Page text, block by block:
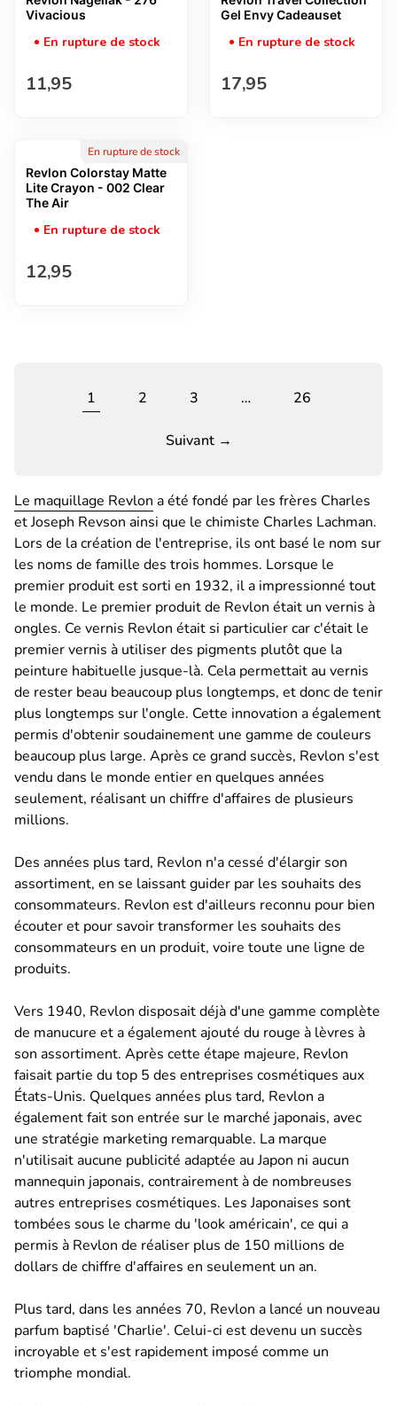
Vivacious
En rupture de stock
Prix normal
11,95
Gel Envy Cadeauset
En rupture de stock
Prix normal
17,95
En rupture de stock
Revlon Colorstay Matte
Lite Crayon - 002 Clear
The Air
En rupture de stock
Prix normal
12,95
1 2 3 … 26
Suivant →
Le maquillage Revlon a été fondé par les frères Charles
et Joseph Revson ainsi que le chimiste Charles Lachman.
Lors de la création de l'entreprise, ils ont basé le nom sur
les noms de famille des trois hommes. Lorsque le
premier produit est sorti en 1932, il a impressionné tout
le monde. Le premier produit de Revlon était un vernis à
ongles. Ce vernis Revlon était si particulier car c'était le
premier vernis à utiliser des pigments plutôt que la
peinture habituelle jusque-là. Cela permettait au vernis
de rester beau beaucoup plus longtemps, et donc de tenir
plus longtemps sur l'ongle. Cette innovation a également
permis d'obtenir soudainement une gamme de couleurs
beaucoup plus large. Après ce grand succès, Revlon s'est
vendu dans le monde entier en quelques années
seulement, réalisant un chiffre d'affaires de plusieurs
millions.
Des années plus tard, Revlon n'a cessé d'élargir son
assortiment, en se laissant guider par les souhaits des
consommateurs. Revlon est d'ailleurs reconnu pour bien
écouter et pour savoir transformer les souhaits des
consommateurs en un produit, voire toute une ligne de
produits.
Vers 1940, Revlon disposait déjà d'une gamme complète
de manucure et a également ajouté du rouge à lèvres à
son assortiment. Après cette étape majeure, Revlon
faisait partie du top 5 des entreprises cosmétiques aux
États-Unis. Quelques années plus tard, Revlon a
également fait son entrée sur le marché japonais, avec
une stratégie marketing remarquable. La marque
n'utilisait aucune publicité adaptée au Japon ni aucun
mannequin japonais, contrairement à de nombreuses
autres entreprises cosmétiques. Les Japonaises sont
tombées sous le charme du 'look américain', ce qui a
permis à Revlon de réaliser plus de 150 millions de
dollars de chiffre d'affaires en seulement un an.
Plus tard, dans les années 70, Revlon a lancé un nouveau
parfum baptisé 'Charlie'. Celui-ci est devenu un succès
incroyable et s'est rapidement imposé comme un
triomphe mondial.